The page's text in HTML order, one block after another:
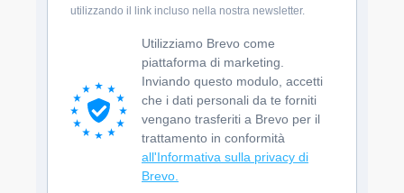
utilizzando il link incluso nella nostra newsletter.
Utilizziamo Brevo come
piattaforma di marketing.
Inviando questo modulo, accetti
che i dati personali da te forniti
vengano trasferiti a Brevo per il
trattamento in conformità
all'Informativa sulla privacy di
Brevo.